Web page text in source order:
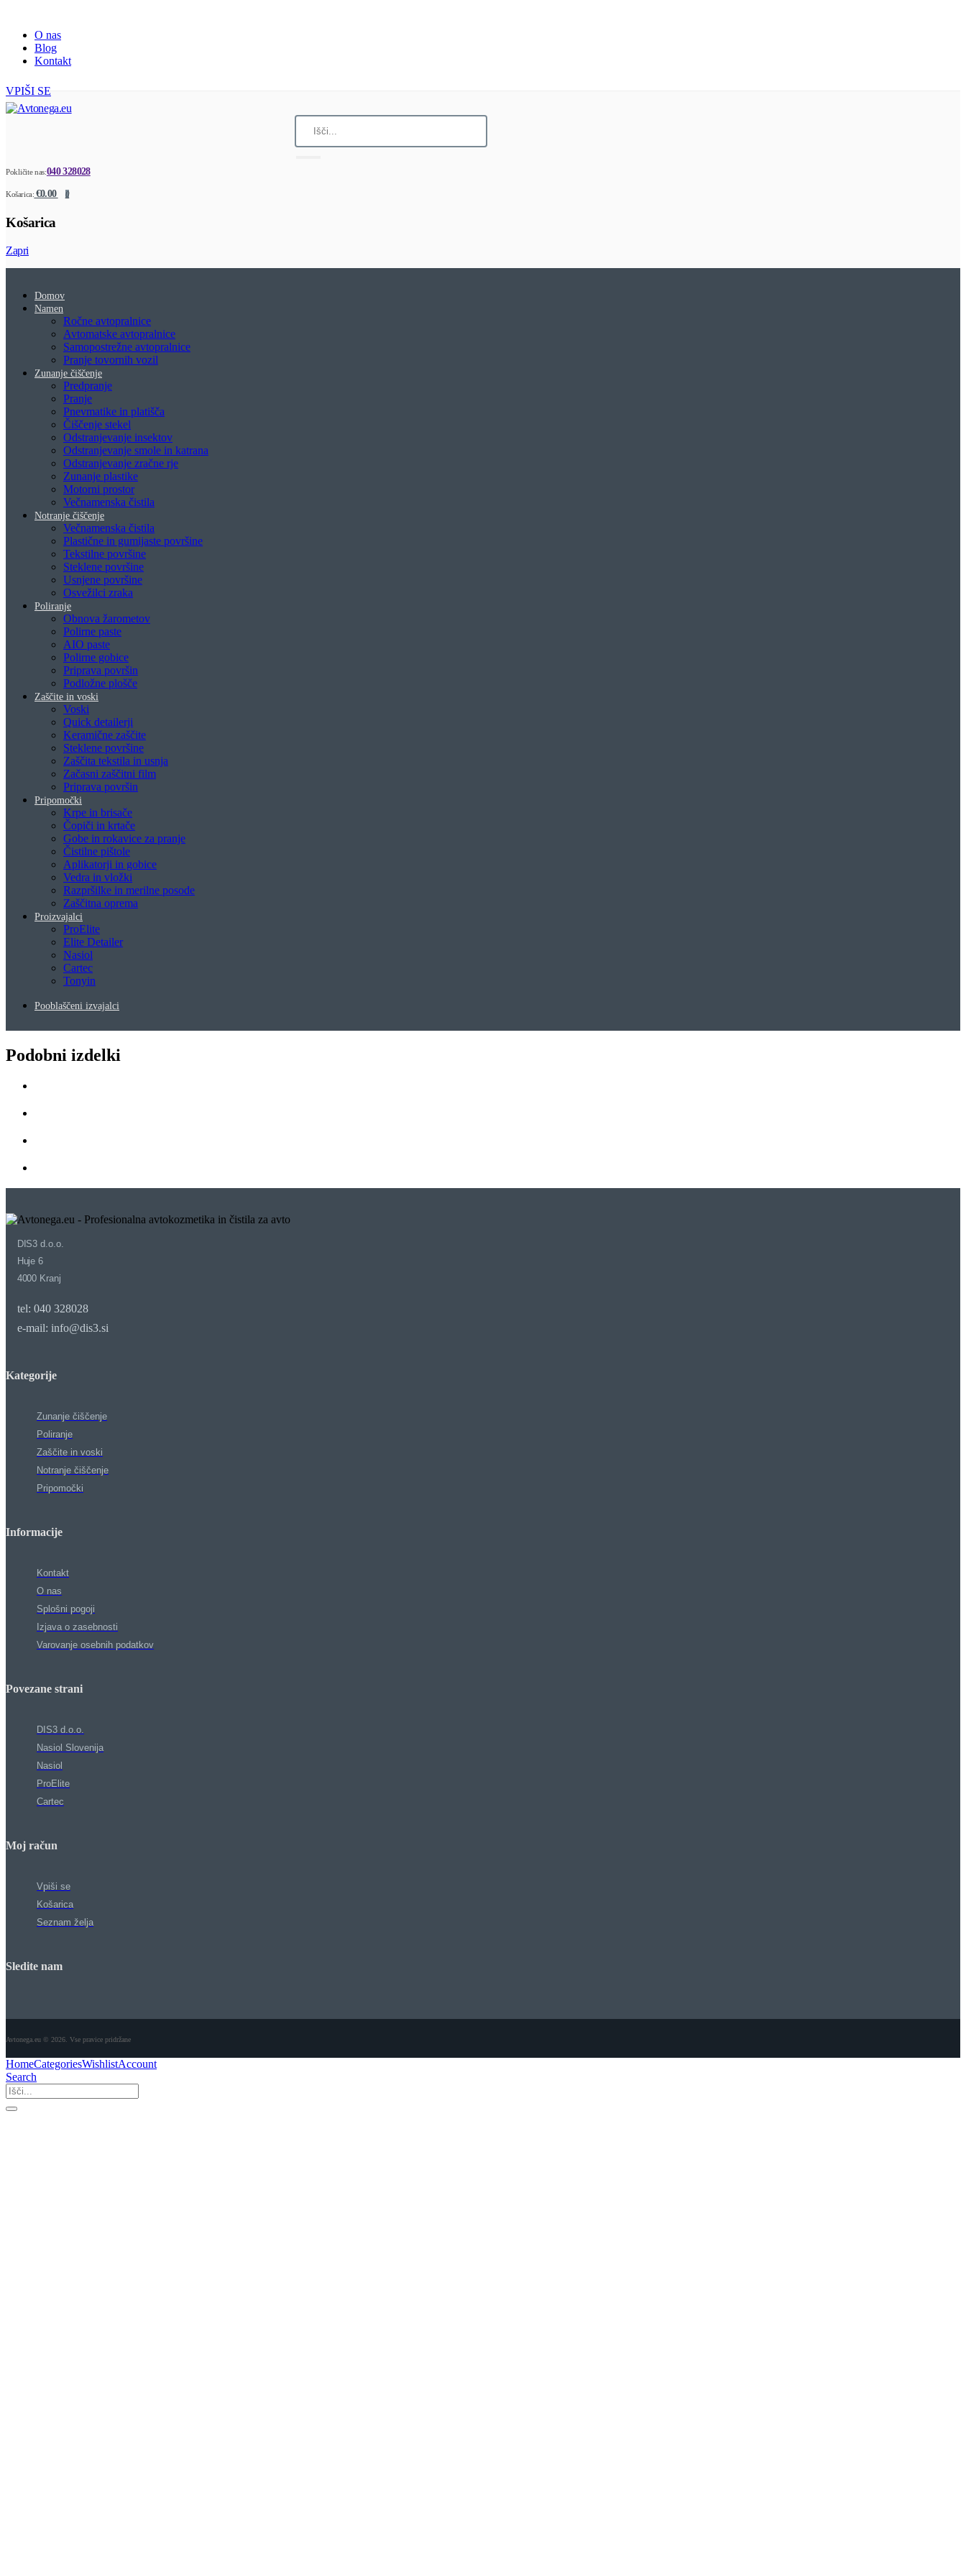
O nas
Blog
Kontakt
VPIŠI SE
Pokličite nas:040 328028
Košarica: €0.00 0
Košarica
Zapri
Domov
Namen
Ročne avtopralnice
Avtomatske avtopralnice
Samopostrežne avtopralnice
Pranje tovornih vozil
Zunanje čiščenje
Predpranje
Pranje
Pnevmatike in platišča
Čiščenje stekel
Odstranjevanje insektov
Odstranjevanje smole in katrana
Odstranjevanje zračne rje
Zunanje plastike
Motorni prostor
Večnamenska čistila
Notranje čiščenje
Večnamenska čistila
Plastične in gumijaste površine
Tekstilne površine
Steklene površine
Usnjene površine
Osvežilci zraka
Poliranje
Obnova žarometov
Polirne paste
AIO paste
Polirne gobice
Priprava površin
Podložne plošče
Zaščite in voski
Voski
Quick detailerji
Keramične zaščite
Steklene površine
Zaščita tekstila in usnja
Začasni zaščitni film
Priprava površin
Pripomočki
Krpe in brisače
Čopiči in krtače
Gobe in rokavice za pranje
Čistilne pištole
Aplikatorji in gobice
Vedra in vložki
Razpršilke in merilne posode
Zaščitna oprema
Proizvajalci
ProElite
Elite Detailer
Nasiol
Cartec
Tonyin
Pooblaščeni izvajalci
Podobni izdelki
DIS3 d.o.o.
Huje 6
4000 Kranj
tel: 040 328028
e-mail: info@dis3.si
Kategorije
Zunanje čiščenje
Poliranje
Zaščite in voski
Notranje čiščenje
Pripomočki
Informacije
Kontakt
O nas
Splošni pogoji
Izjava o zasebnosti
Varovanje osebnih podatkov
Povezane strani
DIS3 d.o.o.
Nasiol Slovenija
Nasiol
ProElite
Cartec
Moj račun
Vpiši se
Košarica
Seznam želja
Sledite nam
Avtonega.eu © 2026. Vse pravice pridržane
HomeCategoriesWishlistAccount
Search